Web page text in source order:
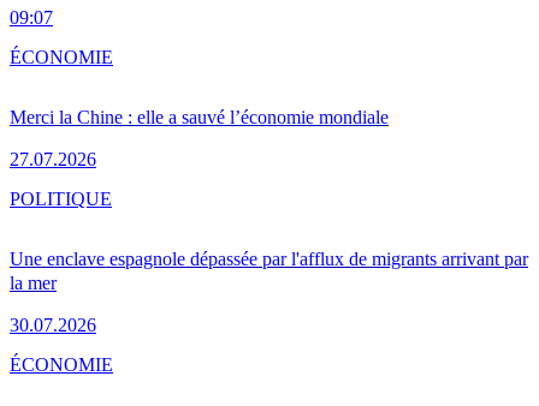
09:07
Merci la Chine : elle a sauvé l’économie mondiale
27.07.2026
ÉCONOMIE
Une enclave espagnole dépassée par l'afflux de migrants arrivant par
la mer
30.07.2026
POLITIQUE
ÉCONOMIE